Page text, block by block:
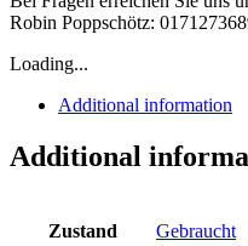
Robin Poppschötz:
Loading...
Additional information
Additional
Zustand Gebraucht